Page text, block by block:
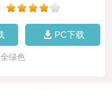
PC下载
绿色